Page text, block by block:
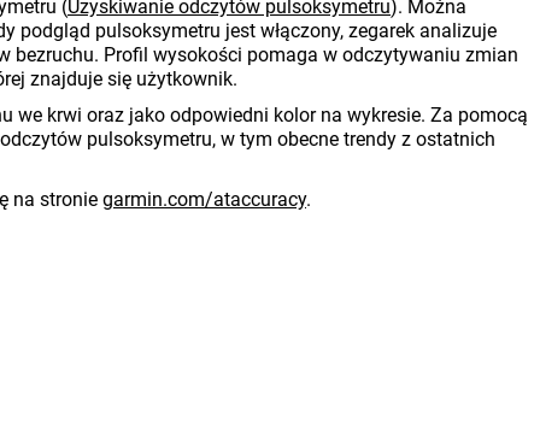
(Uzyskiwanie odczytów pulsoksymetru). Można
podgląd pulsoksymetru jest włączony, zegarek analizuje
bezruchu. Profil wysokości pomaga w odczytywaniu zmian
znajduje się użytkownik.
we krwi oraz jako odpowiedni kolor na wykresie. Za pomocą
pulsoksymetru, w tym obecne trendy z ostatnich
na stronie garmin.com/ataccuracy.